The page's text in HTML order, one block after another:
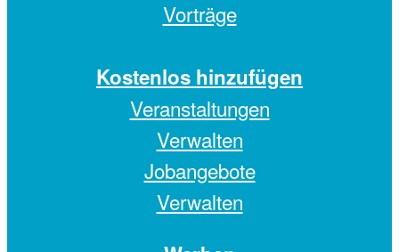
Vorträge
Kostenlos hinzufügen
Veranstaltungen
Verwalten
Jobangebote
Verwalten